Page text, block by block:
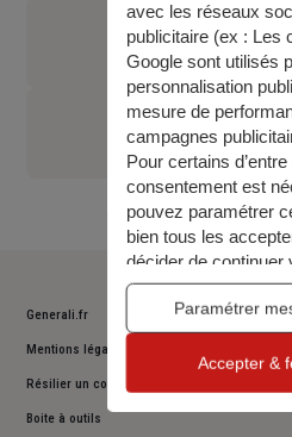
standart
Hervé
Generali.fr
Mentions légales
Résilier un contrat
Boite à outils
avec les réseaux
publicitaire (ex : Les
Google sont utilisés
personnalisation
mesure de
campagnes
Pour certains
consentement est
pouvez paramétrer
bien tous les
décider de continuer
navigation sans les
pourrez modifier ce
moment.
Pour plus
notre politique de
cookies.
Paramétrer
Accepter &